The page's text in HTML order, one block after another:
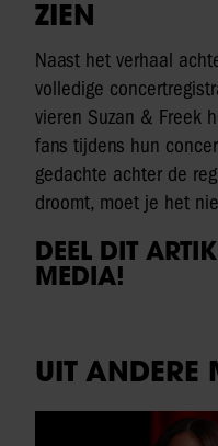
ZIEN
Naast het verhaal
volledige
vieren Suzan & Freek
fans tijdens hun
gedachte achter de
droomt, moet je het
DEEL DIT
MEDIA!
UIT ANDERE